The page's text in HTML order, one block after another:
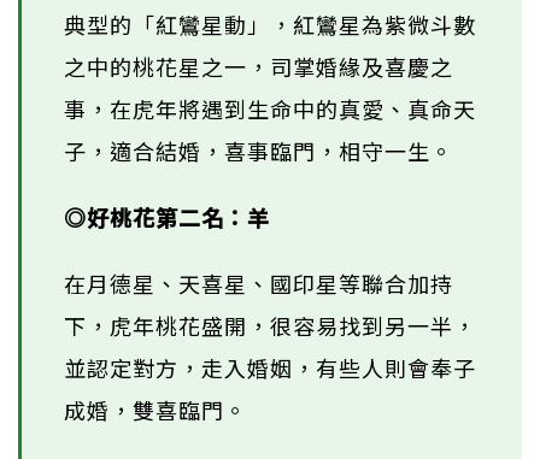
典型的「紅鸞星動」，紅鸞星為紫微斗數
之中的桃花星之一，司掌婚緣及喜慶之
事，在虎年將遇到生命中的真愛、真命天
子，適合結婚，喜事臨門，相守一生。
◎好桃花第二名：羊
在月德星、天喜星、國印星等聯合加持
下，虎年桃花盛開，很容易找到另一半，
並認定對方，走入婚姻，有些人則會奉子
成婚，雙喜臨門。